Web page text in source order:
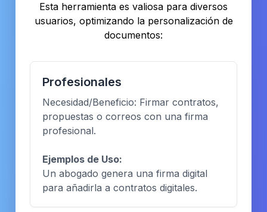
Esta herramienta es valiosa para diversos
usuarios, optimizando la personalización de
documentos:
Profesionales
Necesidad/Beneficio: Firmar contratos,
propuestas o correos con una firma
profesional.
Ejemplos de Uso:
Un abogado genera una firma digital
para añadirla a contratos digitales.